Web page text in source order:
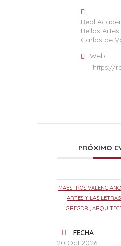
Real
Bellas Artes
Carlos de
Web
https://
PRÓXIMO
MAESTROS
ARTES Y LAS
GREGORI,
FECHA
20 Oct 2026